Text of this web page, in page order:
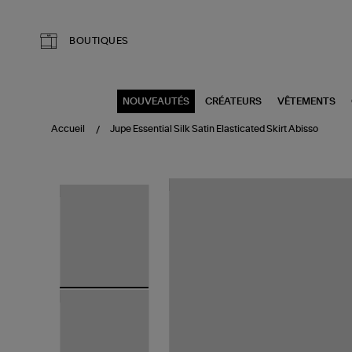
BOUTIQUES
NOUVEAUTÉS CRÉATEURS VÊTEMENTS
Accueil Jupe Essential Silk Satin Elasticated Skirt Abisso